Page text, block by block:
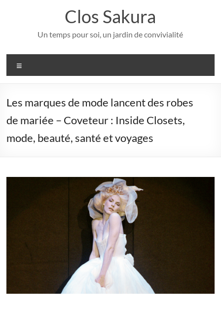
Clos Sakura
Un temps pour soi, un jardin de convivialité
Les marques de mode lancent des robes
de mariée – Coveteur : Inside Closets,
mode, beauté, santé et voyages